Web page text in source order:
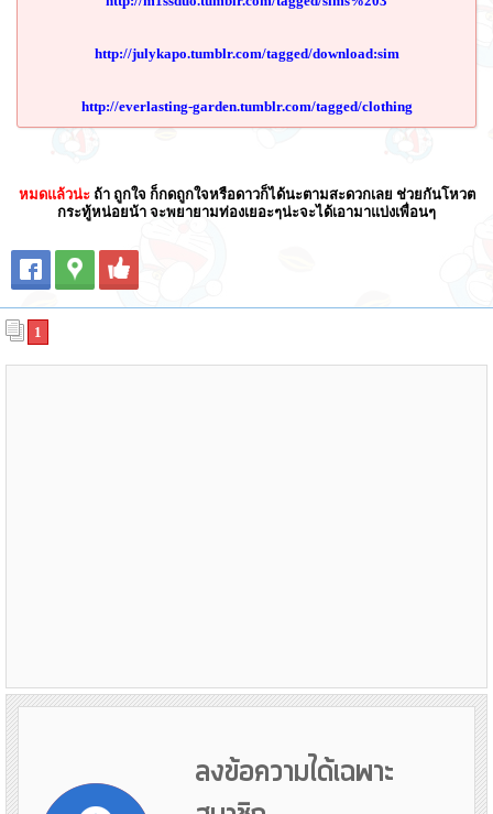
http://julykapo.tumblr.com/tagged/download:sim
http://everlasting-garden.tumblr.com/tagged/clothing
หมดแล้วน่ะถ้า ถูกใจ ก็กดถูกใจหรือดาวก็ได้นะตามสะดวกเลย ช่วยกันโหวต
กระทู้หน่อยน้า จะพยายามท่องเยอะๆน่ะจะได้เอามาแบ่งเพื่อนๆ
1
ลงข้อความได้เฉพาะ